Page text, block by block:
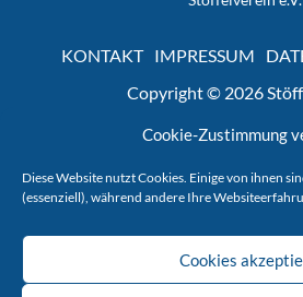
Cookie-Zustimmung
Diese Website nutzt Cookies. Einige von ihnen
(essenziell), während andere Ihre
Cookies
KONTAKT IMPRESSUM
Copyright © 2026